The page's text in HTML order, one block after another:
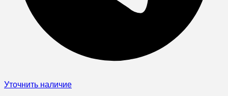
Уточнить наличие